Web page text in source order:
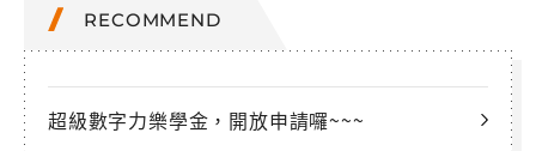
RECOMMEND
超級數字力樂學金，開放申請囉~~~